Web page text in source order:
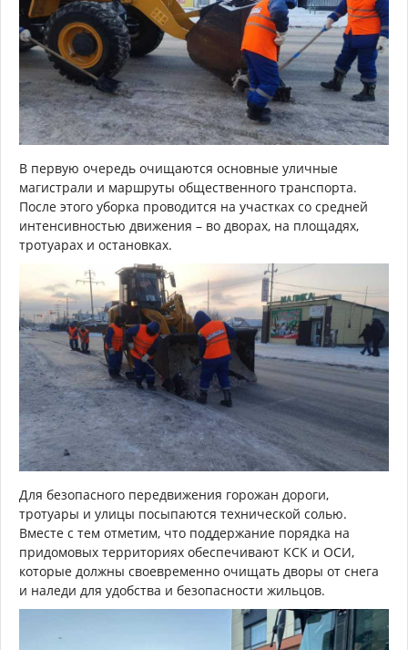
В первую очередь очищаются основные уличные
магистрали и маршруты общественного транспорта.
После этого уборка проводится на участках со средней
интенсивностью движения – во дворах, на площадях,
тротуарах и остановках.
Для безопасного передвижения горожан дороги,
тротуары и улицы посыпаются технической солью.
Вместе с тем отметим, что поддержание порядка на
придомовых территориях обеспечивают КСК и ОСИ,
которые должны своевременно очищать дворы от снега
и наледи для удобства и безопасности жильцов.